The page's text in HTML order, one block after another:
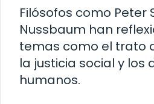
Filósofos como Peter
Nussbaum han
temas como el trato
la justicia social y los
humanos.